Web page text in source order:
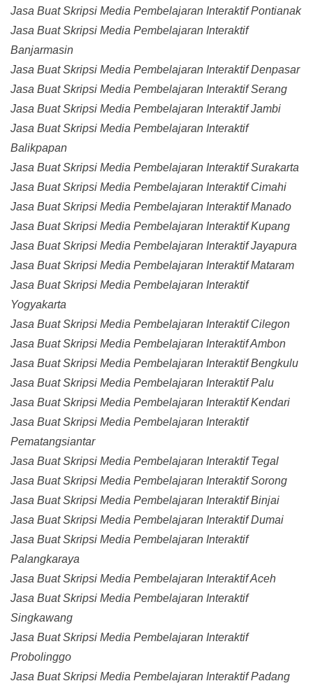
Jasa Buat Skripsi Media Pembelajaran Interaktif Pontianak
Jasa Buat Skripsi Media Pembelajaran Interaktif
Banjarmasin
Jasa Buat Skripsi Media Pembelajaran Interaktif Denpasar
Jasa Buat Skripsi Media Pembelajaran Interaktif Serang
Jasa Buat Skripsi Media Pembelajaran Interaktif Jambi
Jasa Buat Skripsi Media Pembelajaran Interaktif
Balikpapan
Jasa Buat Skripsi Media Pembelajaran Interaktif Surakarta
Jasa Buat Skripsi Media Pembelajaran Interaktif Cimahi
Jasa Buat Skripsi Media Pembelajaran Interaktif Manado
Jasa Buat Skripsi Media Pembelajaran Interaktif Kupang
Jasa Buat Skripsi Media Pembelajaran Interaktif Jayapura
Jasa Buat Skripsi Media Pembelajaran Interaktif Mataram
Jasa Buat Skripsi Media Pembelajaran Interaktif
Yogyakarta
Jasa Buat Skripsi Media Pembelajaran Interaktif Cilegon
Jasa Buat Skripsi Media Pembelajaran Interaktif Ambon
Jasa Buat Skripsi Media Pembelajaran Interaktif Bengkulu
Jasa Buat Skripsi Media Pembelajaran Interaktif Palu
Jasa Buat Skripsi Media Pembelajaran Interaktif Kendari
Jasa Buat Skripsi Media Pembelajaran Interaktif
Pematangsiantar
Jasa Buat Skripsi Media Pembelajaran Interaktif Tegal
Jasa Buat Skripsi Media Pembelajaran Interaktif Sorong
Jasa Buat Skripsi Media Pembelajaran Interaktif Binjai
Jasa Buat Skripsi Media Pembelajaran Interaktif Dumai
Jasa Buat Skripsi Media Pembelajaran Interaktif
Palangkaraya
Jasa Buat Skripsi Media Pembelajaran Interaktif Aceh
Jasa Buat Skripsi Media Pembelajaran Interaktif
Singkawang
Jasa Buat Skripsi Media Pembelajaran Interaktif
Probolinggo
Jasa Buat Skripsi Media Pembelajaran Interaktif Padang